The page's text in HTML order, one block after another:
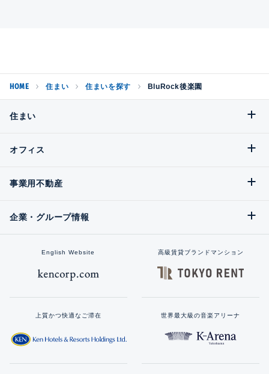
HOME 住まい 住まいを探す BluRock後楽園
住まい
オフィス
事業用不動産
企業・グループ情報
English Website 高級賃貸ブランドマンション
上質かつ快適なご滞在 世界最大級の音楽アリーナ